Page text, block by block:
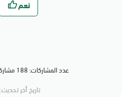
عدد المشاركات: 188 مشاركة (30%) أعجبهم المحتوى
تاريخ أخر تحديث: